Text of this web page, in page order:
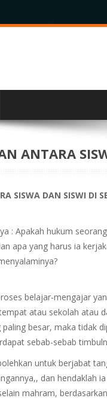
ANTARA
SISWA DAN SISWI DI
: Apakah hukum
apa yang harus ia
belajar-mengajar
atau sekolah atau
besar, maka tidak
sebab-sebab
untuk berjabat
dan hendaklah
mahram,